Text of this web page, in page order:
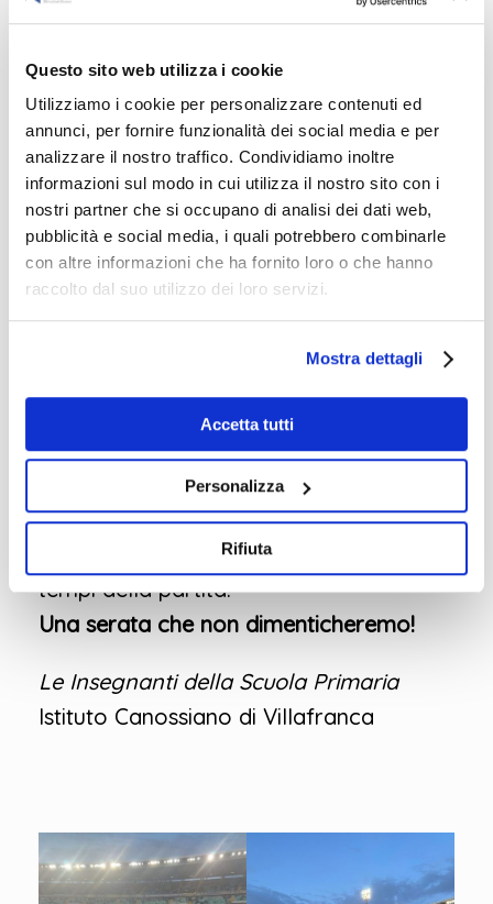
Questo sito web utilizza i cookie
Utilizziamo i cookie per personalizzare contenuti ed
annunci, per fornire funzionalità dei social media e per
analizzare il nostro traffico. Condividiamo inoltre
informazioni sul modo in cui utilizza il nostro sito con i
nostri partner che si occupano di analisi dei dati web,
pubblicità e social media, i quali potrebbero combinarle
con altre informazioni che ha fornito loro o che hanno
raccolto dal suo utilizzo dei loro servizi.
Mostra dettagli
Accetta tutti
Personalizza
Rifiuta
l’attività del “Walking about”, insieme ad
un’appassionata guida che li ha
accompagnati in un tour tra spogliatoi e
tappe fondamentali nella storia della
società, fino alla possibilità di assistere,
da bordo campo, al riscaldamento
prima del match Verona-Udinese in
programma allo stadio “Marcantonio
Bentegodi” sabato – 20 Aprile 2024, alle
ore 20.45.
Infine tutte le classi del nostro Istituto
hanno avuto la possibilità di sfilare
intorno al campo insieme alle loro
insegnanti, durante la pausa tra i due
tempi della partita.
Una serata che non dimenticheremo!
Le Insegnanti della Scuola Primaria
Istituto Canossiano di Villafranca